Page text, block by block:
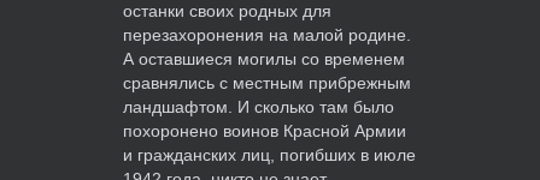
останки своих родных для
перезахоронения на малой родине.
А оставшиеся могилы со временем
сравнялись с местным прибрежным
ландшафтом. И сколько там было
похоронено воинов Красной Армии
и гражданских лиц, погибших в июле